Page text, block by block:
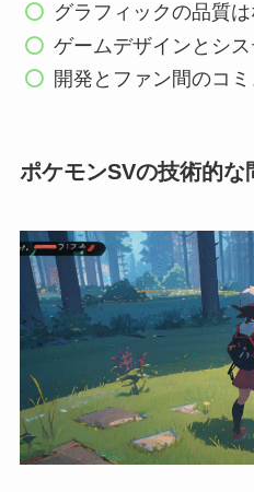
グラフィックの品質
ゲームデザインとシ
開発とファン間のコ
ポケモンSVの技術的な